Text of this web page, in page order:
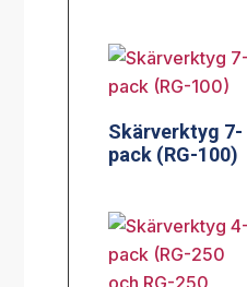
Skärverktyg 7-
pack (RG-100)